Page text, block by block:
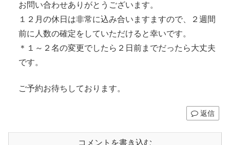
お問い合わせありがとうございます。
１２月の休日は非常に込み合いますますので、２週間
前に人数の確定をしていただけると幸いです。
＊１～２名の変更でしたら２日前までだったら大丈夫
です。
ご予約お待ちしております。
返信
コメントを書き込む